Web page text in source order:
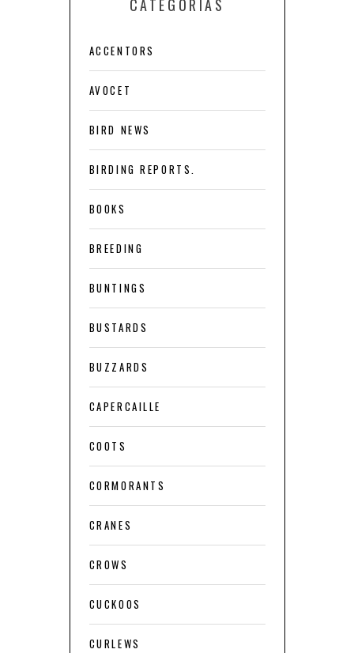
CATEGORÍAS
ACCENTORS
AVOCET
BIRD NEWS
BIRDING REPORTS.
BOOKS
BREEDING
BUNTINGS
BUSTARDS
BUZZARDS
CAPERCAILLE
COOTS
CORMORANTS
CRANES
CROWS
CUCKOOS
CURLEWS